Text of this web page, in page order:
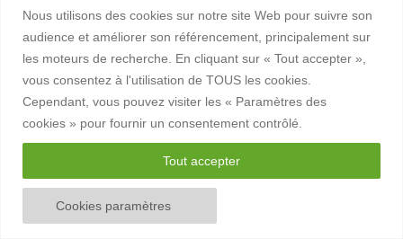
Nous utilisons des cookies sur notre site Web pour suivre son
audience et améliorer son référencement, principalement sur
les moteurs de recherche. En cliquant sur « Tout accepter »,
vous consentez à l'utilisation de TOUS les cookies.
Cependant, vous pouvez visiter les « Paramètres des
cookies » pour fournir un consentement contrôlé.
Cookies paramètres
Tout accepter
Copyright © 2026 Bordeaux Etudiants Club